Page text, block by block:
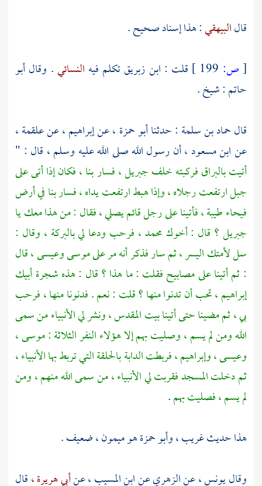
قالالبيهقي: هذا إسناد صحيح .
[ص: قلت : ابن زبريقتكلم فيه النسائي. وقالأبو
حاتم: شيخ .
قالحماد بن سلمة : حدثناأبو حمزة ،عنإبراهيم ،عنعلقمة ،
عنابن مسعود ،أن رسول الله صلى الله عليه وسلم ، قال : "
أتيت بالبراق فركبته خلفجبريل ،فسار بنا ، فكان إذا أتى على
جبل ارتفعت رجلاه ، وإذا هبط ارتفعت يداه ، فسار بنا في أرض
فيحاء طيبة ، فأتينا على رجل قائم يصلي ، فقال : من هذا معك يا
جبريل ؟ قال : أخوك محمد ، فرحب ودعا لي بالبركة ، وقال :
سل لأمتك اليسر ، ثم سار فذكر أنه مر علىموسىوعيسى ،قال
: ثم أتينا على مصابيح فقلت : ما هذا ؟ قال : هذه شجرة أبيك
إبراهيم ،تحب أن تدنوا منها ؟ قلت : نعم . فدنونا منها ، فرحب
بي ، ثم مضينا حتى أتينابيت المقدس ،ونشر لي الأنبياء من سمى
الله ومن لم يسم ، وصليت بهم إلا هؤلاء النفر الثلاثة :موسى ،
وعيسى ،وإبراهيم ،فربطت الدابة بالحلقة التي تربط بها الأنبياء ،
ثم دخلت المسجد فقربت لي الأنبياء ، من سمى الله منهم ، ومن
لم يسم ، فصليت بهم.
هذا حديث غريب ،وأبو حمزة هو ميمون ،ضعيف .
وقاليونس ،عنالزهريعنابن المسيب ،عنأبي هريرة ،قال